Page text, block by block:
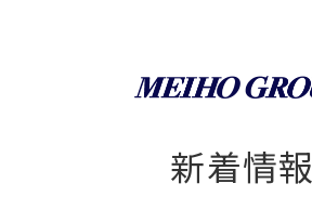
新着情報